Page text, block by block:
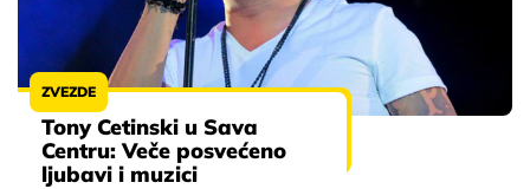
ZVEZDE
Tony Cetinski u Sava
Centru: Veče posvećeno
ljubavi i muzici